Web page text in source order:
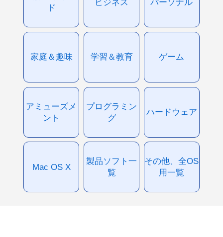
ド
家庭＆趣味 学習＆教育 ゲーム
アミューズメ
ント
プログラミン
グ
ハードウェア
Mac OS X
製品ソフト一
覧
その他、全OS
用一覧